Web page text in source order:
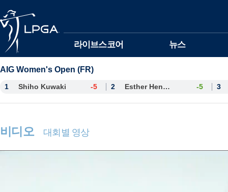
라이브스코어 뉴스
AIG Women's Open (FR)
1 Shiho Kuwaki -5 2 Esther Henseleit -5 3
비디오 대회별 영상